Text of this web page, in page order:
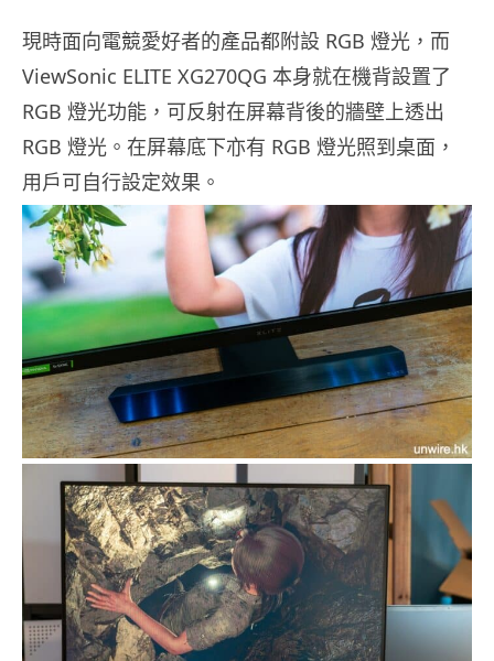
現時面向電競愛好者的產品都附設 RGB 燈光，而
ViewSonic ELITE XG270QG 本身就在機背設置了
RGB 燈光功能，可反射在屏幕背後的牆壁上透出
RGB 燈光。在屏幕底下亦有 RGB 燈光照到桌面，
用戶可自行設定效果。